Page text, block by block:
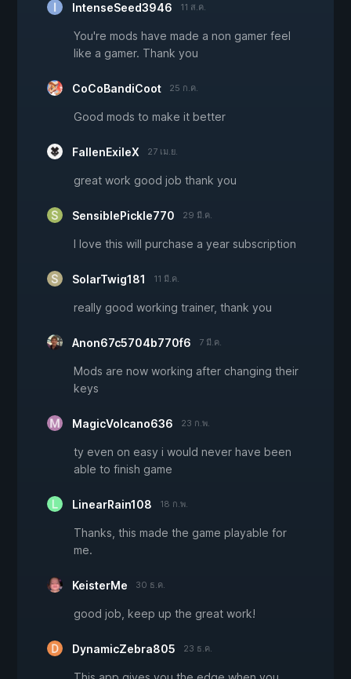
IntenseSeed3946 11 ส.ค.
You're mods have made a non gamer feel
like a gamer. Thank you
CoCoBandiCoot 25 ก.ค.
Good mods to make it better
FallenExileX 27 เม.ย.
great work good job thank you
SensiblePickle770 29 มี.ค.
I love this will purchase a year subscription
SolarTwig181 11 มี.ค.
really good working trainer, thank you
Anon67c5704b770f6 7 มี.ค.
Mods are now working after changing their
keys
MagicVolcano636 23 ก.พ.
ty even on easy i would never have been
able to finish game
LinearRain108 18 ก.พ.
Thanks, this made the game playable for
me.
KeisterMe 30 ธ.ค.
good job, keep up the great work!
DynamicZebra805 23 ธ.ค.